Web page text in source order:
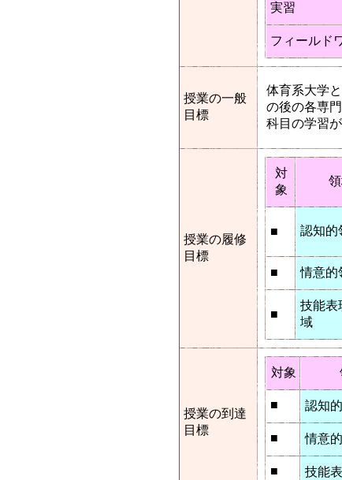
実習
フィールド
授業の一般
目標
体育系大学
の後の各専
科目の学習
授業の履修
目標
対
象
■ 認知的
■ 情意的
■
技能表
域
授業の到達
目標
対象
■ 認知
■ 情意
■ 技能